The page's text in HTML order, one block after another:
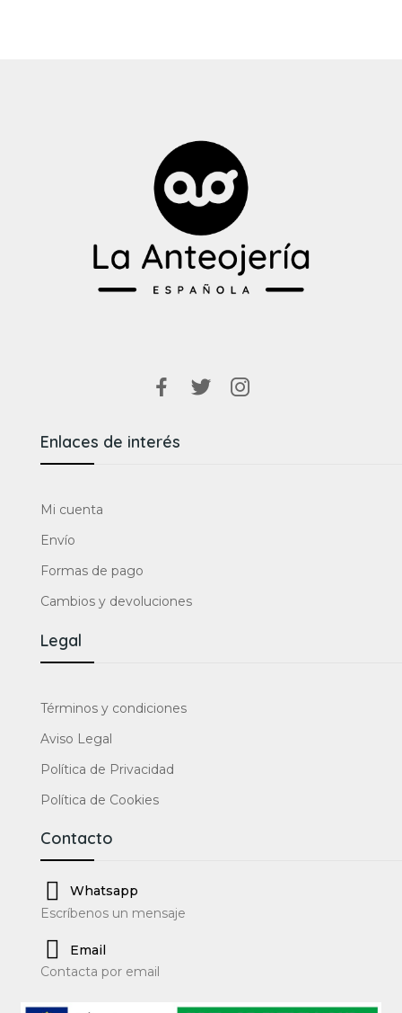
Enlaces de interés
Mi cuenta
Envío
Formas de pago
Cambios y devoluciones
Legal
Términos y condiciones
Aviso Legal
Política de Privacidad
Política de Cookies
Contacto
Whatsapp
Escríbenos un mensaje
Email
Contacta por email